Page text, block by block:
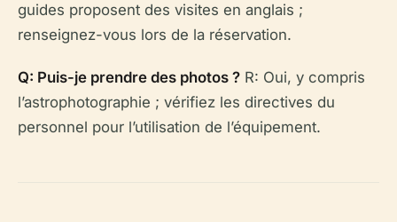
guides proposent des visites en anglais ;
renseignez-vous lors de la réservation.
Q: Puis-je prendre des photos ? R: Oui, y compris
l’astrophotographie ; vérifiez les directives du
personnel pour l’utilisation de l’équipement.